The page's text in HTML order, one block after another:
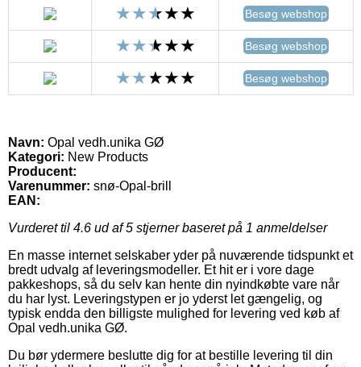
Besøg webshop
Besøg webshop
Besøg webshop
Navn: Opal vedh.unika GØ
Kategori: New Products
Producent:
Varenummer: snø-Opal-brill
EAN:
Vurderet til 4.6 ud af 5 stjerner baseret på 1 anmeldelser
En masse internet selskaber yder på nuværende tidspunkt et
bredt udvalg af leveringsmodeller. Et hit er i vore dage
pakkeshops, så du selv kan hente din nyindkøbte vare når
du har lyst. Leveringstypen er jo yderst let gængelig, og
typisk endda den billigste mulighed for levering ved køb af
Opal vedh.unika GØ.
Du bør ydermere beslutte dig for at bestille levering til din